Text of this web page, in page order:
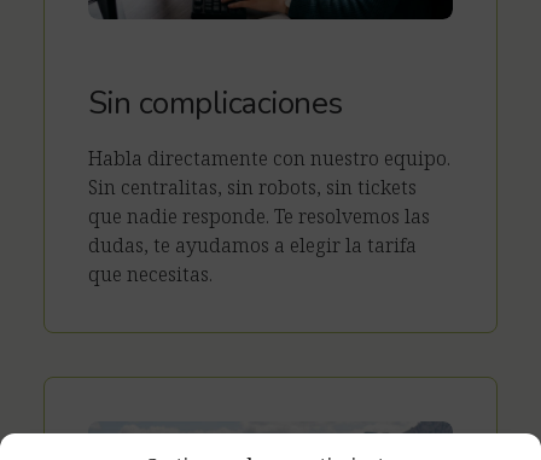
Sin complicaciones
Habla directamente con nuestro equipo.
Sin centralitas, sin robots, sin tickets
que nadie responde. Te resolvemos las
dudas, te ayudamos a elegir la tarifa
que necesitas.